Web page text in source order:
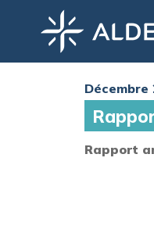
Décembre
Rapport